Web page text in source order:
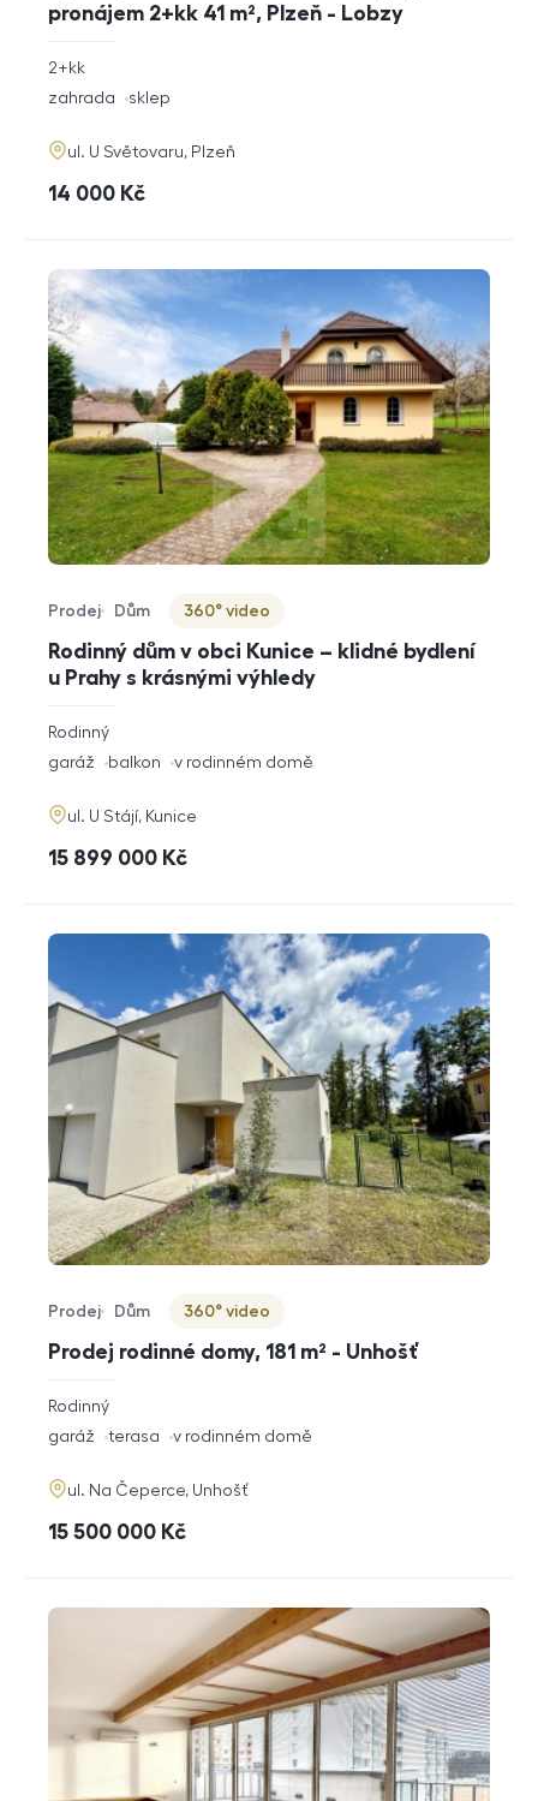
pronájem 2+kk 41 m², Plzeň - Lobzy
rozměry
2+kk
funkce
zahrada sklep
adresa
ul. U Světovaru, Plzeň
cena
14 000 Kč
Rodinný dům v obci Kunice – klidné bydlení
u Prahy s krásnými výhledy
Typ nabídky
Prodej
Typ nemovitosti
Dům
Virtuální prohlídka
360° video
rozměry
dispozice
Rodinný
funkce
garáž balkon v rodinném domě
adresa
ul. U Stájí, Kunice
cena
15 899 000 Kč
Prodej rodinné domy, 181 m² - Unhošť
Typ nabídky
Prodej
Typ nemovitosti
Dům
Virtuální prohlídka
360° video
rozměry
dispozice
Rodinný
funkce
garáž terasa v rodinném domě
adresa
ul. Na Čeperce, Unhošť
cena
15 500 000 Kč